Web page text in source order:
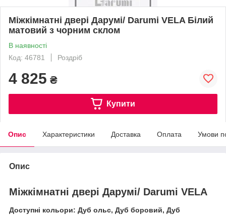
Міжкімнатні двері Дарумі/ Darumi VELA Білий
матовий з чорним склом
В наявності
Код: 46781
Роздріб
4 825 ₴
Купити
Опис Характеристики Доставка Оплата Умови
Опис
Міжкімнатні двері Дарумі/ Darumi VELA
Доступні кольори: Дуб ольс, Дуб боровий, Дуб